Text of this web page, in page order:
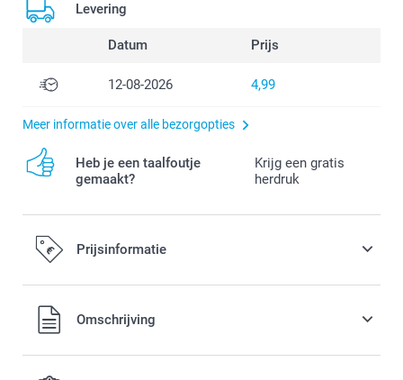
Levering
Datum Prijs
12-08-2026 4,99
Meer informatie over alle bezorgopties
Heb je een taalfoutje
gemaakt?
Krijg een gratis
herdruk
Prijsinformatie
Alle prijzen zijn in EURO (€) inclusief BTW en exclusief
verzendkosten.Omschrijving